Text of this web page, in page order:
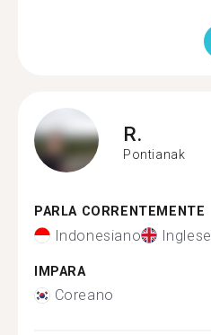
R.
Pontianak
PARLA CORRENTEMENTE
Indonesiano Inglese
IMPARA
Coreano